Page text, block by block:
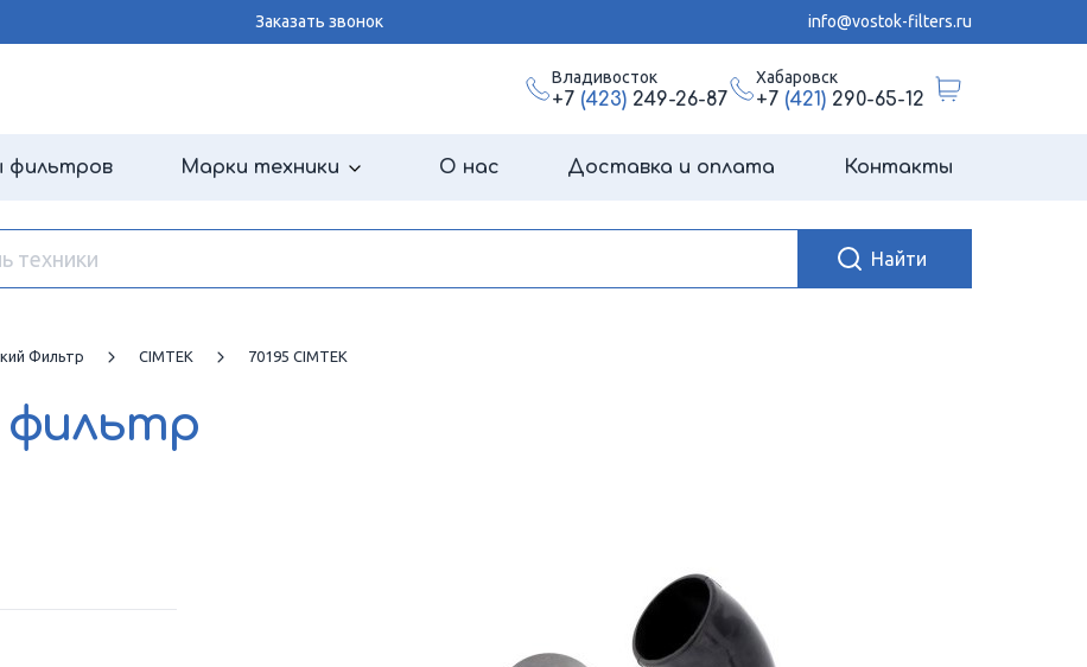
Заказать звонок info@vostok-filters.ru
Владивосток
+7 (423)249-26-87
Хабаровск
+7 (421)290-65-12
фильтров Марки техники О нас Доставка и оплата Контакты
Фильтр CIMTEK 70195 CIMTEK
фильтр